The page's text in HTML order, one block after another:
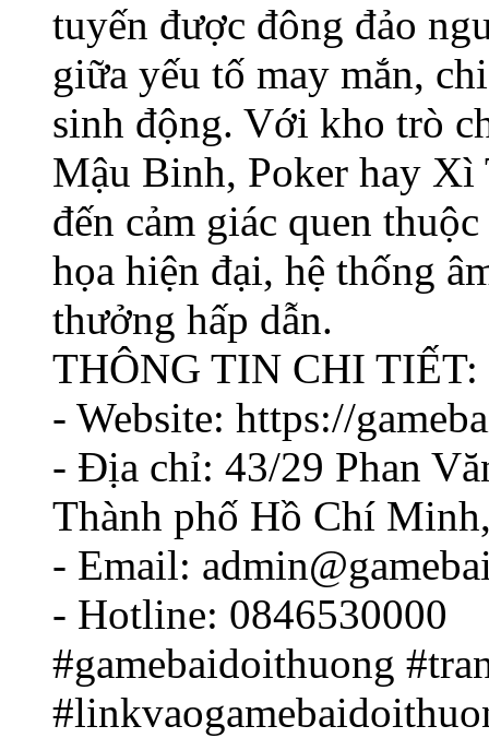
tuyến được đông đảo
giữa yếu tố may mắn,
sinh động. Với kho trò
Mậu Binh, Poker hay Xì
đến cảm giác quen
họa hiện đại, hệ thống
thưởng hấp dẫn.
THÔNG TIN CHI TIẾT:
- Website: https://
- Địa chỉ: 43/29 Phan
Thành phố Hồ Chí
- Email:
- Hotline: 0846530000
#gamebaidoithuong